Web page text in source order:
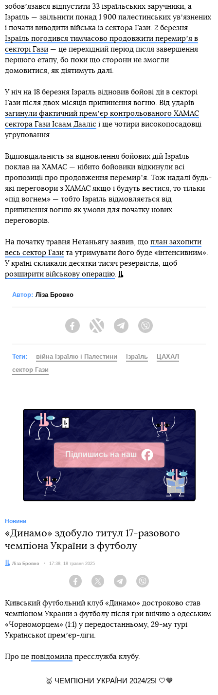
зобовʼязався відпустити 33 ізраїльських заручники, а
Ізраїль — звільнити понад 1 900 палестинських увʼязнених
і почати виводити війська із сектора Гази. 2 березня
Ізраїль погодився тимчасово продовжити перемирʼя в
секторі Гази — це перехідний період після завершення
першого етапу, бо поки що сторони не змогли
домовитися, як діятимуть далі.
У ніч на 18 березня Ізраїль відновив бойові дії в секторі
Гази після двох місяців припинення вогню. Від ударів
загинули фактичний премʼєр контрольованого ХАМАС
сектора Гази Ісаам Дааліс і ще чотири високопосадовці
угруповання.
Відповідальність за відновлення бойових дій Ізраїль
поклав на ХАМАС — нібито бойовики відкинули всі
пропозиції про продовження перемирʼя. Тож надалі будь-
які переговори з ХАМАС якщо і будуть вестися, то тільки
«під вогнем» — тобто Ізраїль відмовляється від
припинення вогню як умови для початку нових
переговорів.
На початку травня Нетаньягу заявив, що план захопити
весь сектор Гази та утримувати його буде «інтенсивним».
У країні скликали десятки тисяч резервістів, щоб
розширити військову операцію
Автор: Ліза Бровко
FacebookTwitter Telegram
Теги: війна Ізраїлю і Палестини Ізраїль
ЦАХАЛ
сектор Гази
Підпишись на наш
Facebook
Новини
«Динамо» здобуло титул 17-разового
чемпіона України з футболу
Автор:
Ліза Бровко Дата:
17:38, 18 травня 2025
Facebook Twitter Telegram
Київський футбольний клуб «Динамо» достроково став
чемпіоном України з футболу після гри внічию з одеським
«Чорноморцем» (1:1) у передостанньому, 29-му турі
Української премʼєр-ліги.
Про це повідомила пресслужба клубу.
🥇 ЧЕМПІОНИ УКРАЇНИ 2024/25! 🤍💙